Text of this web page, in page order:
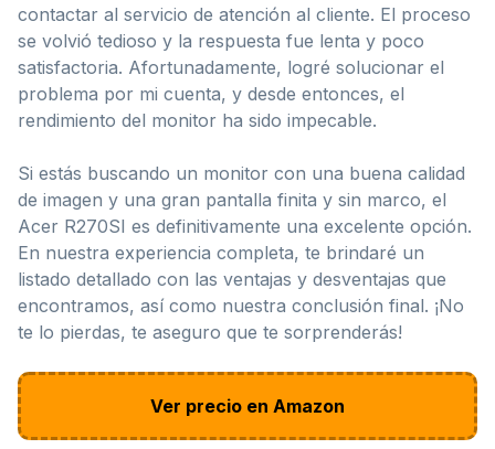
contactar al servicio de atención al cliente. El proceso
se volvió tedioso y la respuesta fue lenta y poco
satisfactoria. Afortunadamente, logré solucionar el
problema por mi cuenta, y desde entonces, el
rendimiento del monitor ha sido impecable.
Si estás buscando un monitor con una buena calidad
de imagen y una gran pantalla finita y sin marco, el
Acer R270SI es definitivamente una excelente opción.
En nuestra experiencia completa, te brindaré un
listado detallado con las ventajas y desventajas que
encontramos, así como nuestra conclusión final. ¡No
te lo pierdas, te aseguro que te sorprenderás!
Ver precio en Amazon